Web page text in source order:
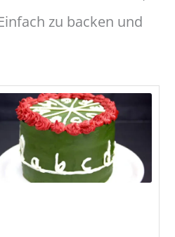
zu backen und